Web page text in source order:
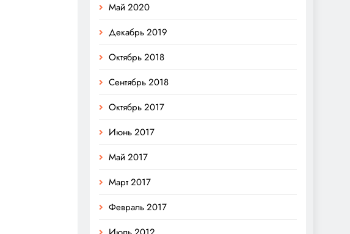
Май 2020
Декабрь 2019
Октябрь 2018
Сентябрь 2018
Октябрь 2017
Июнь 2017
Май 2017
Март 2017
Февраль 2017